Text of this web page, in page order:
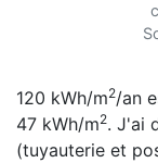
120 kWh/m2/an
47 kWh/m2. J'ai
(tuyauterie et